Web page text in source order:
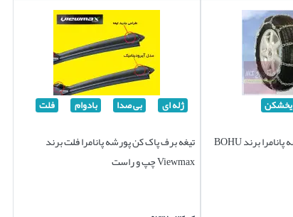
یخشکن
زنجیر چرخ یخشکن پورشه پانامرا برند BOHU
ژله ای بی صدا بادوام فلت
تیغه برف پاک کن پورشه پانامرا فلت برند
Viewmax چپ و راست